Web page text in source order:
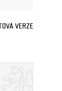
VERZE